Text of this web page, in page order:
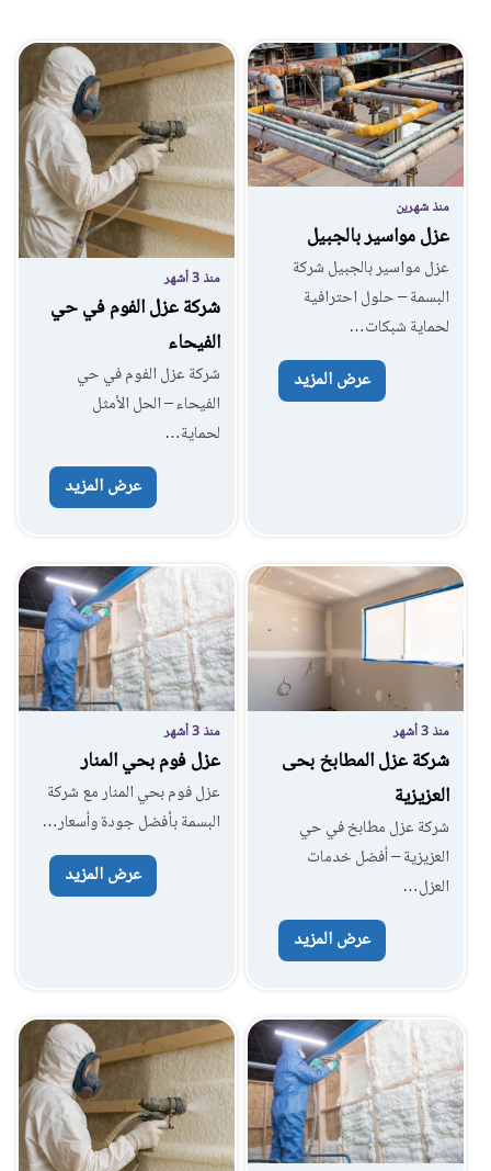
منذ شهرين
عزل مواسير بالجبيل
عزل مواسير بالجبيل شركة
البسمة – حلول احترافية
لحماية شبكات…
عرض المزيد
منذ 3 أشهر
شركة عزل الفوم في حي
الفيحاء
شركة عزل الفوم في حي
الفيحاء – الحل الأمثل
لحماية…
عرض المزيد
منذ 3 أشهر
شركة عزل المطابخ بحى
العزيزية
شركة عزل مطابخ في حي
العزيزية – أفضل خدمات
العزل…
عرض المزيد
منذ 3 أشهر
عزل فوم بحي المنار
عزل فوم بحي المنار مع شركة
البسمة بأفضل جودة وأسعار…
عرض المزيد